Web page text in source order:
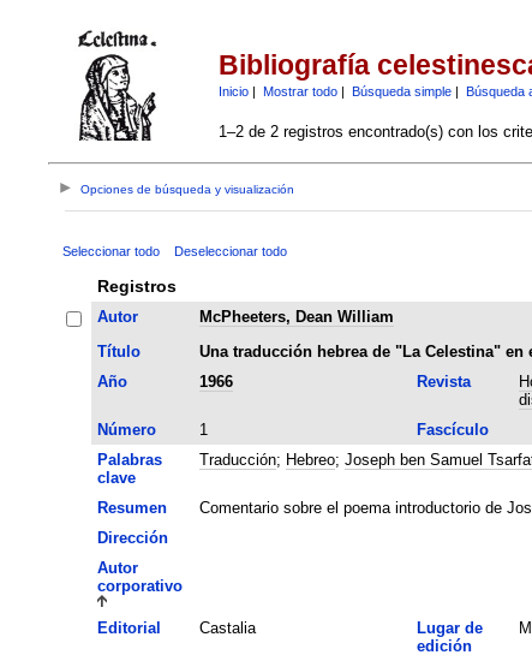
Bibliografía
Inicio| Mostrar todo| Búsqueda simple| Búsqueda
1–2 de 2 registros encontrado(s) con los
Opciones de búsqueda y visualización
Seleccionar todo Deseleccionar todo
Registros
Autor
McPheeters, Dean William
Título
Una traducción hebrea de "La Celestina" en
Año
1966 Revista
Número 1 Fascículo
Palabras
clave
Traducción; Hebreo; Joseph ben Samuel
Resumen
Comentario sobre el poema introductorio de
Dirección
Autor
corporativo
Editorial Castalia
Lugar de
edición